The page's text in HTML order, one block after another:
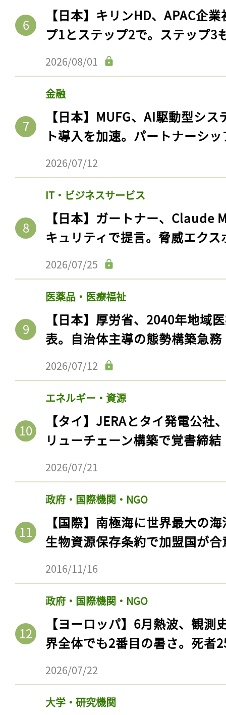
【日本】キリンHD、APAC企
プ1とステップ2で。ステップ3
2026/08/01
金融
【日本】MUFG、AI駆動型シ
ト導入を加速。パートナーシ
2026/07/12
IT・ビジネスサービス
【日本】ガートナー、Claude
キュリティで提言。脅威エク
2026/07/25
医薬品・医療福祉
【日本】厚労省、2040年地域
表。自治体主導の態勢構築急務
2026/07/12
エネルギー・資源
【タイ】JERAとタイ発電公社
リューチェーン構築で覚書締結
2026/07/21
政府・国際機関・NGO
【国際】南極海に世界最大の
生物資源保存条約で加盟国が合
2016/11/16
政府・国際機関・NGO
【ヨーロッパ】6月熱波、観
界全体でも2番目の暑さ。死者
2026/07/22
大学・研究機関
記事をお気に入りに
ログイン
会員登録